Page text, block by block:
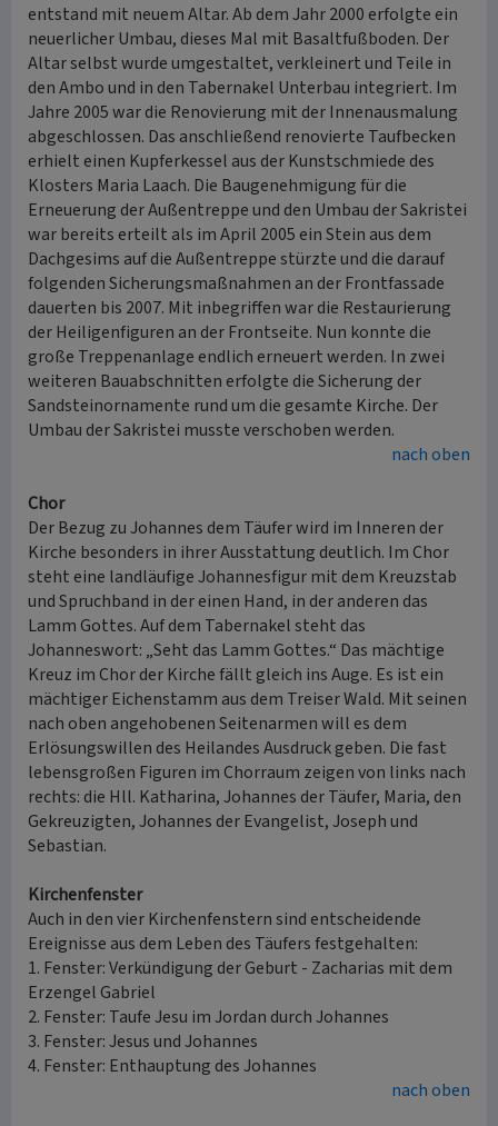
entstand mit neuem Altar. Ab dem Jahr 2000 erfolgte ein
neuerlicher Umbau, dieses Mal mit Basaltfußboden. Der
Altar selbst wurde umgestaltet, verkleinert und Teile in
den Ambo und in den Tabernakel Unterbau integriert. Im
Jahre 2005 war die Renovierung mit der Innenausmalung
abgeschlossen. Das anschließend renovierte Taufbecken
erhielt einen Kupferkessel aus der Kunstschmiede des
Klosters Maria Laach. Die Baugenehmigung für die
Erneuerung der Außentreppe und den Umbau der Sakristei
war bereits erteilt als im April 2005 ein Stein aus dem
Dachgesims auf die Außentreppe stürzte und die darauf
folgenden Sicherungsmaßnahmen an der Frontfassade
dauerten bis 2007. Mit inbegriffen war die Restaurierung
der Heiligenfiguren an der Frontseite. Nun konnte die
große Treppenanlage endlich erneuert werden. In zwei
weiteren Bauabschnitten erfolgte die Sicherung der
Sandsteinornamente rund um die gesamte Kirche. Der
Umbau der Sakristei musste verschoben werden.
nach oben
Chor
Der Bezug zu Johannes dem Täufer wird im Inneren der
Kirche besonders in ihrer Ausstattung deutlich. Im Chor
steht eine landläufige Johannesfigur mit dem Kreuzstab
und Spruchband in der einen Hand, in der anderen das
Lamm Gottes. Auf dem Tabernakel steht das
Johanneswort: „Seht das Lamm Gottes.“ Das mächtige
Kreuz im Chor der Kirche fällt gleich ins Auge. Es ist ein
mächtiger Eichenstamm aus dem Treiser Wald. Mit seinen
nach oben angehobenen Seitenarmen will es dem
Erlösungswillen des Heilandes Ausdruck geben. Die fast
lebensgroßen Figuren im Chorraum zeigen von links nach
rechts: die Hll. Katharina, Johannes der Täufer, Maria, den
Gekreuzigten, Johannes der Evangelist, Joseph und
Sebastian.
Kirchenfenster
Auch in den vier Kirchenfenstern sind entscheidende
Ereignisse aus dem Leben des Täufers festgehalten:
1. Fenster: Verkündigung der Geburt - Zacharias mit dem
Erzengel Gabriel
2. Fenster: Taufe Jesu im Jordan durch Johannes
3. Fenster: Jesus und Johannes
4. Fenster: Enthauptung des Johannes
nach oben